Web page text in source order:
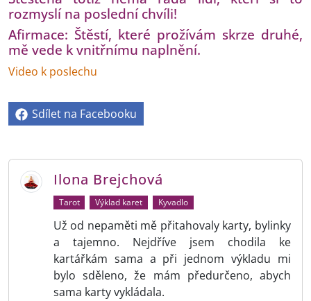
rozmyslí na poslední chvíli!
Afirmace: Štěstí, které prožívám skrze druhé,
mě vede k vnitřnímu naplnění.
Video k poslechu
Sdílet na Facebooku
Ilona Brejchová
Tarot Výklad karet Kyvadlo
Už od nepaměti mě přitahovaly karty, bylinky
a tajemno. Nejdříve jsem chodila ke
kartářkám sama a při jednom výkladu mi
bylo sděleno, že mám předurčeno, abych
sama karty vykládala.